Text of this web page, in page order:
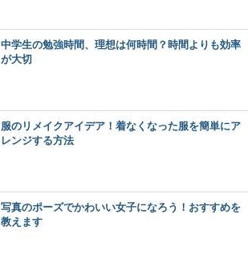
いけません。 評定が足りないという場合は、...
陸上の中距離用のスパイクを選ぶときにはどのようなこと
に気をつけたらいいのでしょうか？ 上履きの...
中学生の勉強時間、理想は何時間？時間よりも効率
が大切
服のリメイクアイデア！着なくなった服を簡単にア
レンジする方法
写真のポーズでかわいい女子になろう！おすすめを
教えます